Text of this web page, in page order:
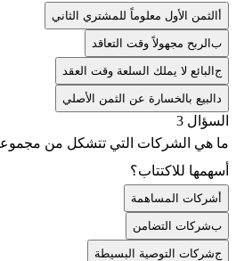
الثمن الأول معلوماً للمشتري الثاني
بالربح مجهولاً وقت التعاقد
جالبائع لا يملك السلعة وقت العقد
البيع بالخسارة عن الثمن الأصلي
السؤال 3
ما هي الشركات التي تتشكل من
أسهمها للاكتتاب؟
شركات المساهمة
بشركات التضامن
جشركات التوصية البسيطة